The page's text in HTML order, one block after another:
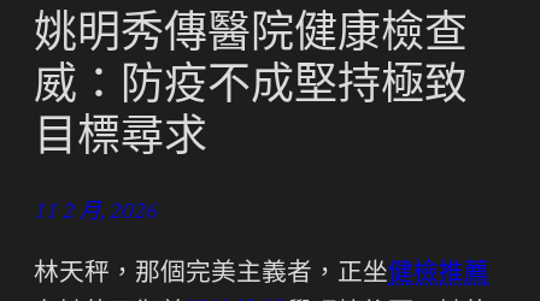
姚明秀傳醫院健康檢查
威：防疫不成堅持極致
目標尋求
11 2 月, 2026
林天秤，那個完美主義者，正坐健檢推薦